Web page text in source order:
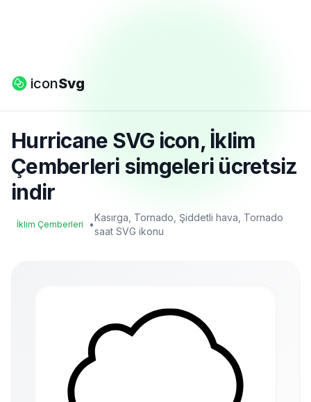
iconSvg
Hurricane SVG icon, İklim
Çemberleri simgeleri ücretsiz
indir
İklim Çemberleri •
Kasırga, Tornado, Şiddetli hava, Tornado
saat SVG ikonu